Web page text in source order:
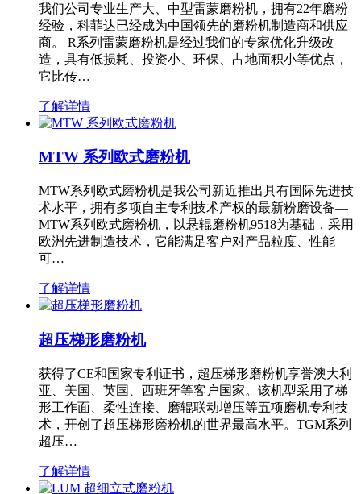
我们公司专业生产大、中型雷蒙磨粉机，拥有22年磨粉
经验，科菲达已经成为中国领先的磨粉机制造商和供应
商。 R系列雷蒙磨粉机是经过我们的专家优化升级改
造，具有低损耗、投资小、环保、占地面积小等优点，
它比传…
了解详情
MTW 系列欧式磨粉机
MTW系列欧式磨粉机是我公司新近推出具有国际先进技
术水平，拥有多项自主专利技术产权的最新粉磨设备—
MTW系列欧式磨粉机，以悬辊磨粉机9518为基础，采用
欧洲先进制造技术，它能满足客户对产品粒度、性能
可…
了解详情
超压梯形磨粉机
获得了CE和国家专利证书，超压梯形磨粉机享誉澳大利
亚、美国、英国、西班牙等客户国家。该机型采用了梯
形工作面、柔性连接、磨辊联动增压等五项磨机专利技
术，开创了超压梯形磨粉机的世界最高水平。TGM系列
超压…
了解详情